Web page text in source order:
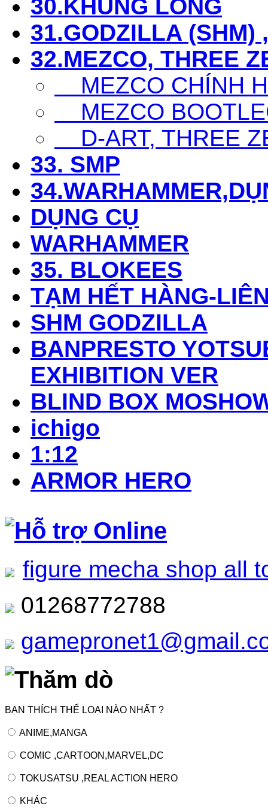
30.KHỦNG LONG
31.GODZILLA (SHM)
32.MEZCO, THREE
MEZCO CHÍNH
MEZCO
D-ART, THREE
33. SMP
DỤNG CỤ
WARHAMMER
35. BLOKEES
TẠM HẾT HÀNG-
SHM GODZILLA
BANPRESTO
EXHIBITION VER
BLIND BOX
ichigo
1:12
ARMOR HERO
Hỗ trợ Online
figure mecha shop all
01268772788
Thăm dò
BẠN THÍCH THỂ LOẠI NÀO NHẤT ?
ANIME,MANGA
COMIC ,CARTOON,MARVEL,DC
TOKUSATSU ,REAL ACTION HERO
KHÁC